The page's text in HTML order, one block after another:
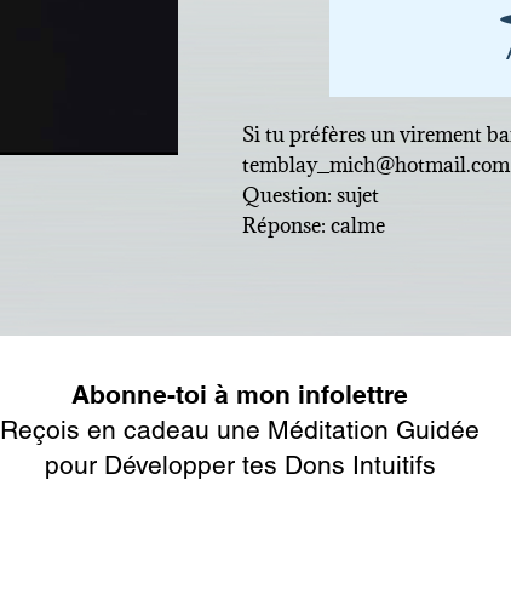
Si tu préfères un virement
temblay_mich@hotmail.com
Question: sujet
Réponse: calme
Abonne-toi à mon infolettre
Reçois en cadeau une Méditation Guidée
pour Développer tes Dons Intuitifs